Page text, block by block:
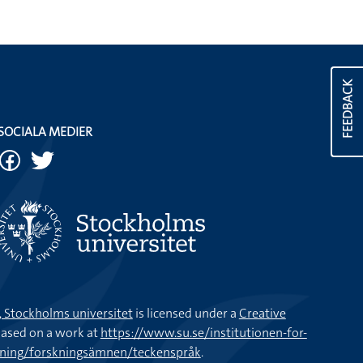
FEEDBACK
MEDIER
universitetis licensed under aCreative
on a work athttps://www.su.se/institutionen-for-
forskningsämnen/teckenspråk.